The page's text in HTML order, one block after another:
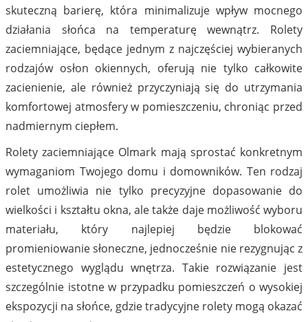
skuteczną barierę, która minimalizuje wpływ mocnego
działania słońca na temperaturę wewnątrz. Rolety
zaciemniające, będące jednym z najczęściej wybieranych
rodzajów osłon okiennych, oferują nie tylko całkowite
zacienienie, ale również przyczyniają się do utrzymania
komfortowej atmosfery w pomieszczeniu, chroniąc przed
nadmiernym ciepłem.
Rolety zaciemniające Olmark mają sprostać konkretnym
wymaganiom Twojego domu i domowników. Ten rodzaj
rolet umożliwia nie tylko precyzyjne dopasowanie do
wielkości i kształtu okna, ale także daje możliwość wyboru
materiału, który najlepiej będzie blokować
promieniowanie słoneczne, jednocześnie nie rezygnując z
estetycznego wyglądu wnętrza. Takie rozwiązanie jest
szczególnie istotne w przypadku pomieszczeń o wysokiej
ekspozycji na słońce, gdzie tradycyjne rolety mogą okazać